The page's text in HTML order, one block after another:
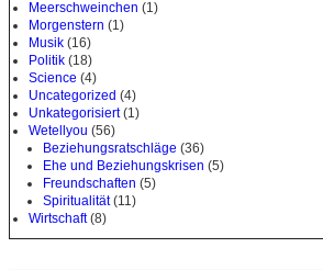
Meerschweinchen (1)
Morgenstern (1)
Musik (16)
Politik (18)
Science (4)
Uncategorized (4)
Unkategorisiert(1)
Wetellyou (56)
Beziehungsratschläge (36)
Ehe und Beziehungskrisen (5)
Freundschaften (5)
Spiritualität(11)
Wirtschaft(8)